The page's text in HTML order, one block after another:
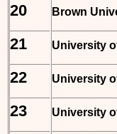
20 Brown
21 University
22 University
23 University